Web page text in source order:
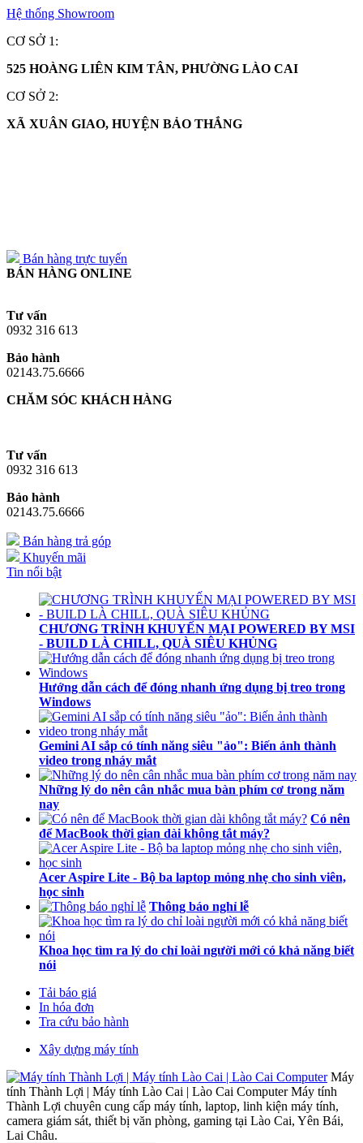
Hệ thống Showroom
CƠ SỞ 1:
525 HOÀNG LIÊN KIM TÂN, PHƯỜNG LÀO CAI
CƠ SỞ 2:
XÃ XUÂN GIAO, HUYỆN BẢO THẮNG
Bán hàng trực tuyến
BÁN HÀNG ONLINE
Tư vấn
0932 316 613
Bảo hành
02143.75.6666
CHĂM SÓC KHÁCH HÀNG
Tư vấn
0932 316 613
Bảo hành
02143.75.6666
Bán hàng trả góp
Khuyến mãi
Tin nổi bật
CHƯƠNG TRÌNH KHUYẾN MẠI POWERED BY MSI
- BUILD LÀ CHILL, QUÀ SIÊU KHỦNG
Hướng dẫn cách để đóng nhanh ứng dụng bị treo trong
Windows
Gemini AI sắp có tính năng siêu "ảo": Biến ảnh thành
video trong nháy mắt
Những lý do nên cân nhắc mua bàn phím cơ trong năm
nay
Có nên
để MacBook thời gian dài không tắt máy?
Acer Aspire Lite - Bộ ba laptop mỏng nhẹ cho sinh viên,
học sinh
Thông báo nghỉ lễ
Khoa học tìm ra lý do chỉ loài người mới có khả năng biết
nói
Tải báo giá
In hóa đơn
Tra cứu bảo hành
Xây dựng máy tính
Máy
tính Thành Lợi | Máy tính Lào Cai | Lào Cai Computer Máy tính
Thành Lợi chuyên cung cấp máy tính, laptop, linh kiện máy tính,
camera giám sát, thiết bị văn phòng, gaming tại Lào Cai, Yên Bái,
Lai Châu.